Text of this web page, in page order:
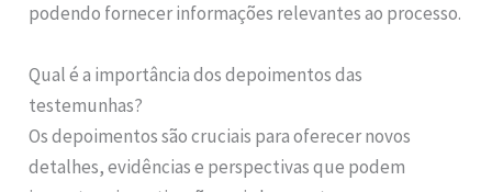
podendo fornecer informações relevantes ao processo.
Qual é a importância dos depoimentos das
testemunhas?
Os depoimentos são cruciais para oferecer novos
detalhes, evidências e perspectivas que podem